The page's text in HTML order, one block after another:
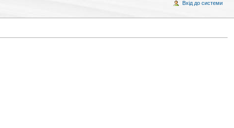
Вхід до системи